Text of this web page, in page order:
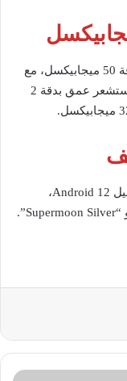
ويشتمل الهاتف الذكي على كاميرا رئيسية بدقة 50 ميجابيكسل، مع
كاميرا بزاوية عريضة بدقة 50 ميجابيكسل، ومستشعر عمق بدقة 2
ويتوفر الهاتف الذكي، الذي يعمل بنظام التشغيل Android 12،